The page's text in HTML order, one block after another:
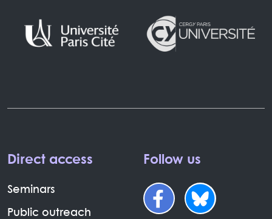
Direct access
Seminars
Public outreach
Follow us